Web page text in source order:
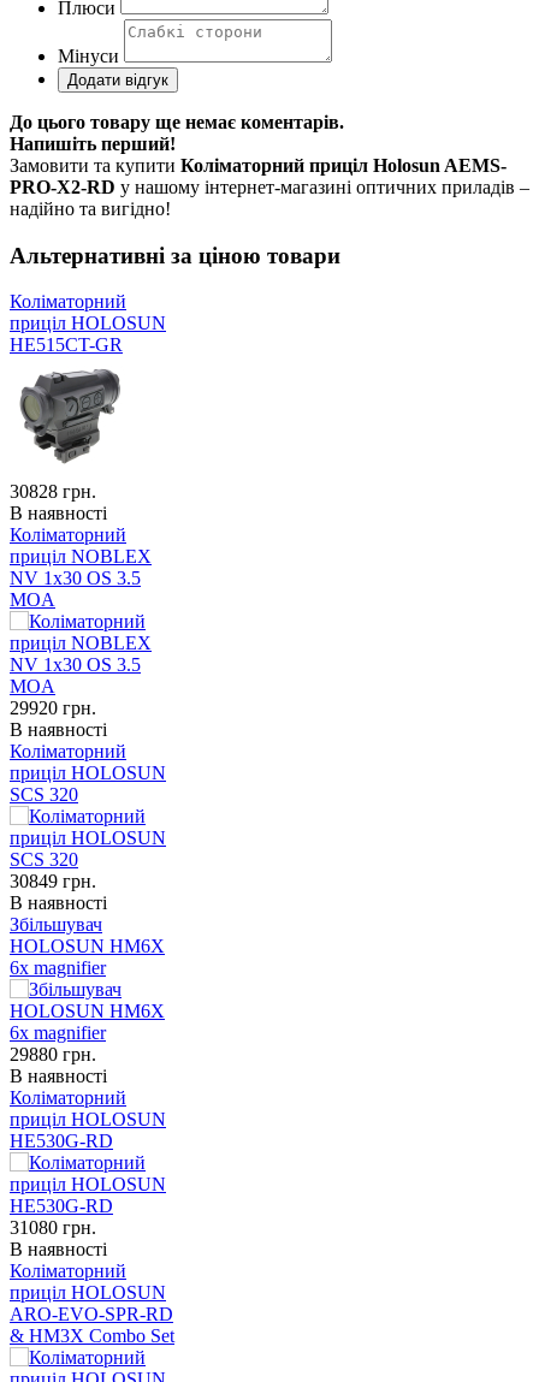
Плюси
Мінуси
До цього товару ще немає коментарів.
Напишіть перший!
Замовити та купити Коліматорний приціл Holosun AEMS-
PRO-X2-RD у нашому інтернет-магазині оптичних приладів –
надійно та вигідно!
Альтернативні за ціною товари
Коліматорний
приціл HOLOSUN
HE515CT-GR
30828 грн.
В наявності
Коліматорний
приціл NOBLEX
NV 1x30 OS 3.5
MOA
29920 грн.
В наявності
Коліматорний
приціл HOLOSUN
SCS 320
30849 грн.
В наявності
Збільшувач
HOLOSUN HM6X
6x magnifier
29880 грн.
В наявності
Коліматорний
приціл HOLOSUN
HE530G-RD
31080 грн.
В наявності
Коліматорний
приціл HOLOSUN
ARO-EVO-SPR-RD
& HM3X Combo Set